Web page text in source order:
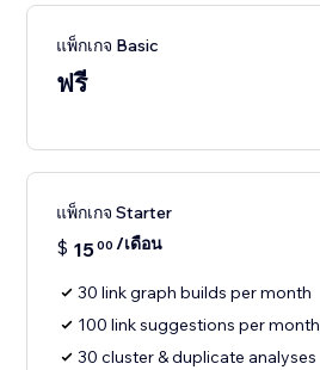
แพ็กเกจ Basic
ฟรี
แพ็กเกจ Starter
$ 1500 /เดือน
30 link graph builds per month
100 link suggestions per month
30 cluster & duplicate analyses